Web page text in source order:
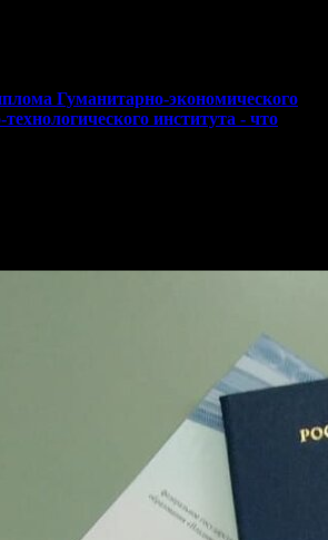
Гуманитарно-экономического
института - что